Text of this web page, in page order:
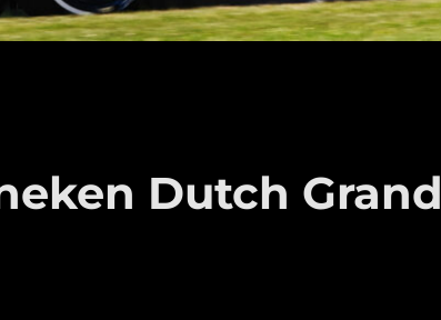
Dutch Grand